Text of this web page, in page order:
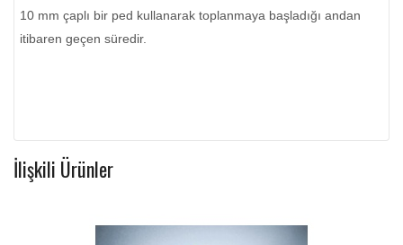
10 mm çaplı bir ped kullanarak toplanmaya başladığı andan
itibaren geçen süredir.
İlişkili Ürünler